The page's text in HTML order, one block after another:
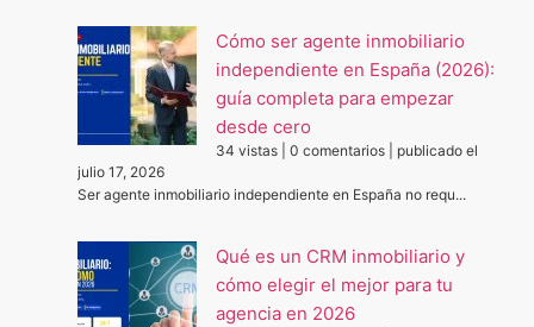
Cómo ser agente inmobiliario
independiente en España (2026):
guía completa para empezar
desde cero
34 vistas 0 comentarios
publicado el
julio 17, 2026
Ser agente inmobiliario independiente en España no requ...
Qué es un CRM inmobiliario y
cómo elegir el mejor para tu
agencia en 2026